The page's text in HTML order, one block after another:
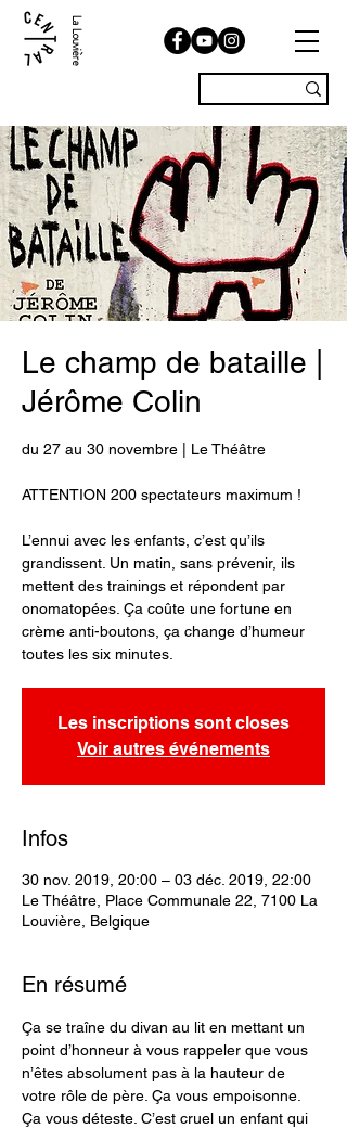
La Louvière
Le champ de bataille |
Jérôme Colin
du 27 au 30 novembre | Le Théâtre
ATTENTION 200 spectateurs maximum !
L’ennui avec les enfants, c’est qu’ils
grandissent. Un matin, sans prévenir, ils
mettent des trainings et répondent par
onomatopées. Ça coûte une fortune en
crème anti-boutons, ça change d’humeur
toutes les six minutes.
Les inscriptions sont closes
Voir autres événements
Infos
30 nov. 2019, 20:00 – 03 déc. 2019, 22:00
Le Théâtre, Place Communale 22, 7100 La
Louvière, Belgique
En résumé
Ça se traîne du divan au lit en mettant un
point d’honneur à vous rappeler que vous
n’êtes absolument pas à la hauteur de
votre rôle de père. Ça vous empoisonne.
Ça vous déteste. C’est cruel un enfant qui